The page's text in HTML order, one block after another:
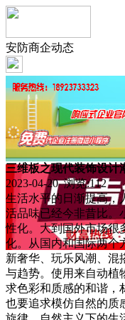
安防商企动态
三维板之现代装饰设计
2023-04-20 浏览:112
生活水平的日渐提高，
活品味已经今非昔比。
性化。大到国外市场很
化。从国内和国际两个
新奢华、玩乐风潮、混
与趋势。使用来自动植
求色彩和质感的和谐，
也要追求模仿自然的质